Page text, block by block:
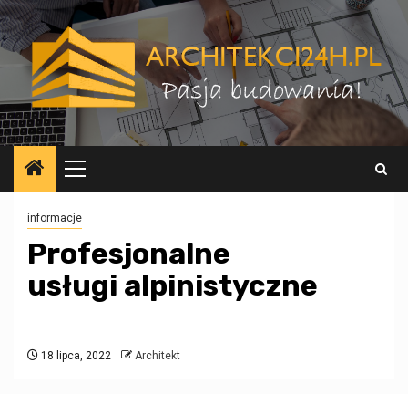
Przejdź
do
treści
Menu
główne
informacje
Profesjonalne
usługi alpinistyczne
18 lipca, 2022 Architekt